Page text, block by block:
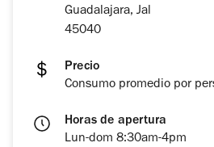
Guadalajara, Jal
45040
Precio
Consumo promedio por
Horas de apertura
Lun-dom 8:30am-4pm